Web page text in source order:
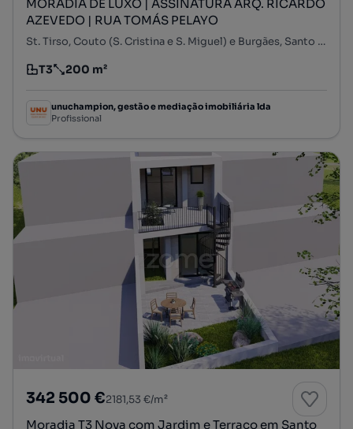
MORADIA DE LUXO | ASSINATURA ARQ. RICARDO
AZEVEDO | RUA TOMÁS PELAYO
St. Tirso, Couto (S. Cristina e S. Miguel) e Burgães, Santo Tirso, Porto
Tipologia
T3
Preço por metro quadrado
200 m²
unuchampion, gestão e mediação imobiliária lda
Profissional
342 500 €2181,53 €/m²
Moradia T3 Nova com Jardim e Terraço em Santo